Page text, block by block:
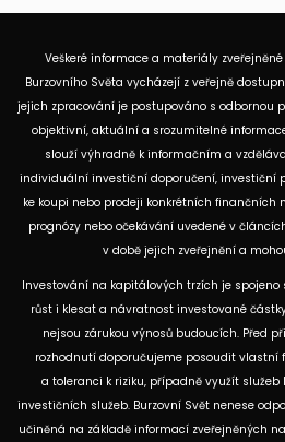
Veškeré informace a materiály
Burzovního Světa vycházejí z veřejně
jejich zpracování je postupováno s odbornou
objektivní, aktuální a srozumitelné
slouží výhradně k informačním a
individuální investiční doporučení, investiční
ke koupi nebo prodeji konkrétních finančních
prognózy nebo očekávání uvedené v
v době jejich zveřejnění a
Investování na kapitálových trzích je spojeno
růst i klesat a návratnost investované
nejsou zárukou výnosů budoucích. Před
rozhodnutí doporučujeme posoudit
a toleranci k riziku, případně využít
investičních služeb. Burzovní Svět nenese
učiněná na základě informací zveřejněných